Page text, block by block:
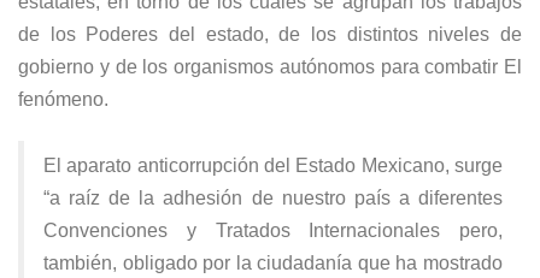
de los Poderes del estado, de los distintos niveles de
gobierno y de los organismos autónomos para combatir El
fenómeno.
El aparato anticorrupción del Estado Mexicano, surge
“a raíz de la adhesión de nuestro país a diferentes
Convenciones y Tratados Internacionales pero,
también, obligado por la ciudadanía que ha mostrado